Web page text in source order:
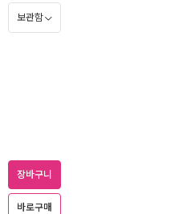
보관함
장바구니
바로구매